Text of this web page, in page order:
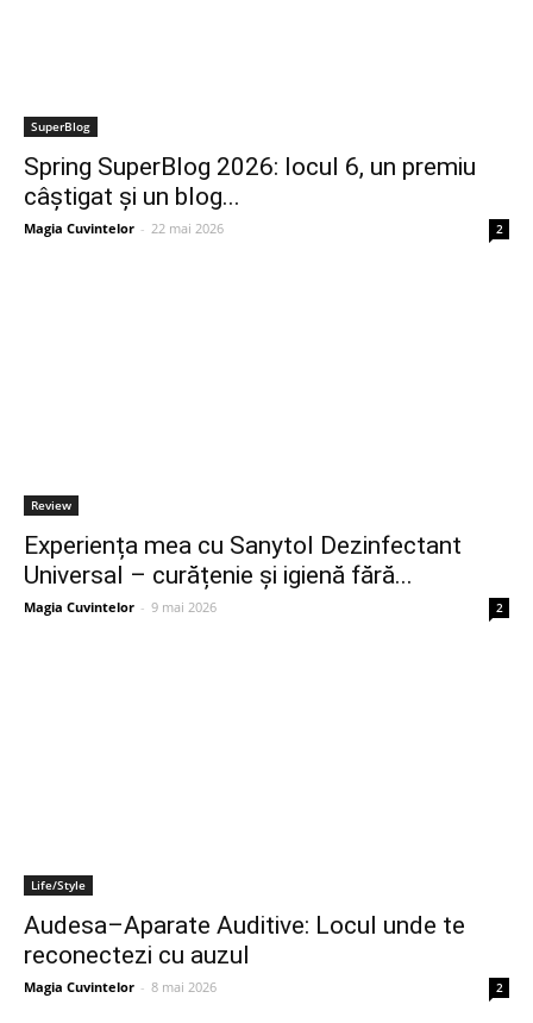
SuperBlog
Spring SuperBlog 2026: locul 6, un premiu
câștigat și un blog...
Magia Cuvintelor - 22 mai 2026 2
Review
Experiența mea cu Sanytol Dezinfectant
Universal – curățenie și igienă fără...
Magia Cuvintelor - 9 mai 2026 2
Life/Style
Audesa–Aparate Auditive: Locul unde te
reconectezi cu auzul
Magia Cuvintelor - 8 mai 2026 2